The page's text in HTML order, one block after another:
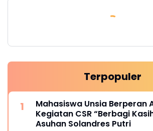
Terpopuler
Mahasiswa Unsia Berperan
Kegiatan CSR “Berbagi
Asuhan Solandres Putri